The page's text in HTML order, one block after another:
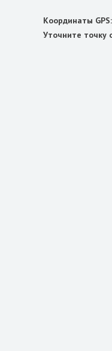
Координаты
Уточните точку